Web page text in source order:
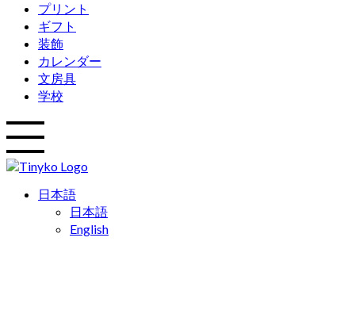
プリント
ギフト
装飾
カレンダー
文房具
学校
日本語
日本語
English